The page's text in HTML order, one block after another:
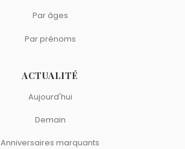
Par âges
Par prénoms
ACTUALITÉ
Aujourd'hui
Demain
Anniversaires marquants